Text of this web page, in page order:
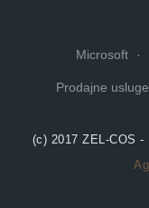
Microsoft
Prodajne usluge
(c) 2017 ZEL-COS -